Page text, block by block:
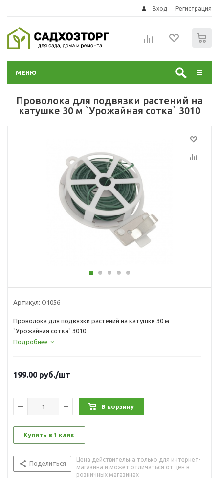
Вход Регистрация
МЕНЮ
Проволока для подвязки растений на
катушке 30 м `Урожайная сотка` 3010
Артикул: О1056
Проволока для подвязки растений на катушке 30 м
`Урожайная сотка` 3010
Подробнее
199.00 руб./шт
В корзину
Купить в 1 клик
Поделиться
Цена действительна только для интернет-
магазина и может отличаться от цен в
розничных магазинах